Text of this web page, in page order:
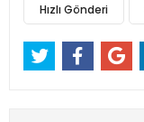
Hızlı Gönderi